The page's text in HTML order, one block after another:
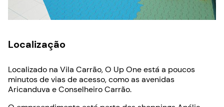
Localização
Localizado na Vila Carrão, O Up One está a poucos
minutos de vias de acesso, como as avenidas
Aricanduva e Conselheiro Carrão.